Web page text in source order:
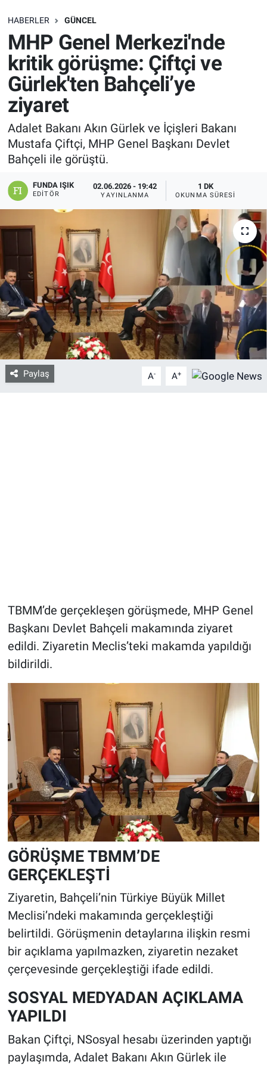
HABERLER GÜNCEL
MHP Genel Merkezi'nde
kritik görüşme: Çiftçi ve
Gürlek'ten Bahçeli’ye
ziyaret
Adalet Bakanı Akın Gürlek ve İçişleri Bakanı
Mustafa Çiftçi, MHP Genel Başkanı Devlet
Bahçeli ile görüştü.
FUNDA IŞIK
EDITÖR
02.06.2026 - 19:42
YAYINLANMA
1 DK
OKUNMA SÜRESI
Paylaş A- A+
TBMM’de gerçekleşen görüşmede, MHP Genel
Başkanı Devlet Bahçeli makamında ziyaret
edildi. Ziyaretin Meclis’teki makamda yapıldığı
bildirildi.
GÖRÜŞME TBMM’DE
GERÇEKLEŞTİ
Ziyaretin, Bahçeli’nin Türkiye Büyük Millet
Meclisi’ndeki makamında gerçekleştiği
belirtildi. Görüşmenin detaylarına ilişkin resmi
bir açıklama yapılmazken, ziyaretin nezaket
çerçevesinde gerçekleştiği ifade edildi.
SOSYAL MEDYADAN AÇIKLAMA
YAPILDI
Bakan Çiftçi, NSosyal hesabı üzerinden yaptığı
paylaşımda, Adalet Bakanı Akın Gürlek ile
SAĞLIK
EKONOMİ
EĞİTİM
ÖZEL HABER
Keşfet
RESMİ İLANLAR
İLAN
Bize ulaşın
İletişim/Künye
Yaşam
Gözden Kaçmasın